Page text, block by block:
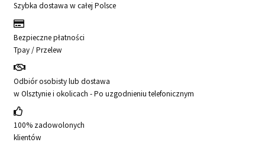
Szybka dostawa w całej Polsce
Bezpieczne płatności
Tpay / Przelew
Odbiór osobisty lub dostawa
w Olsztynie i okolicach - Po uzgodnieniu telefonicznym
100% zadowolonych
klientów